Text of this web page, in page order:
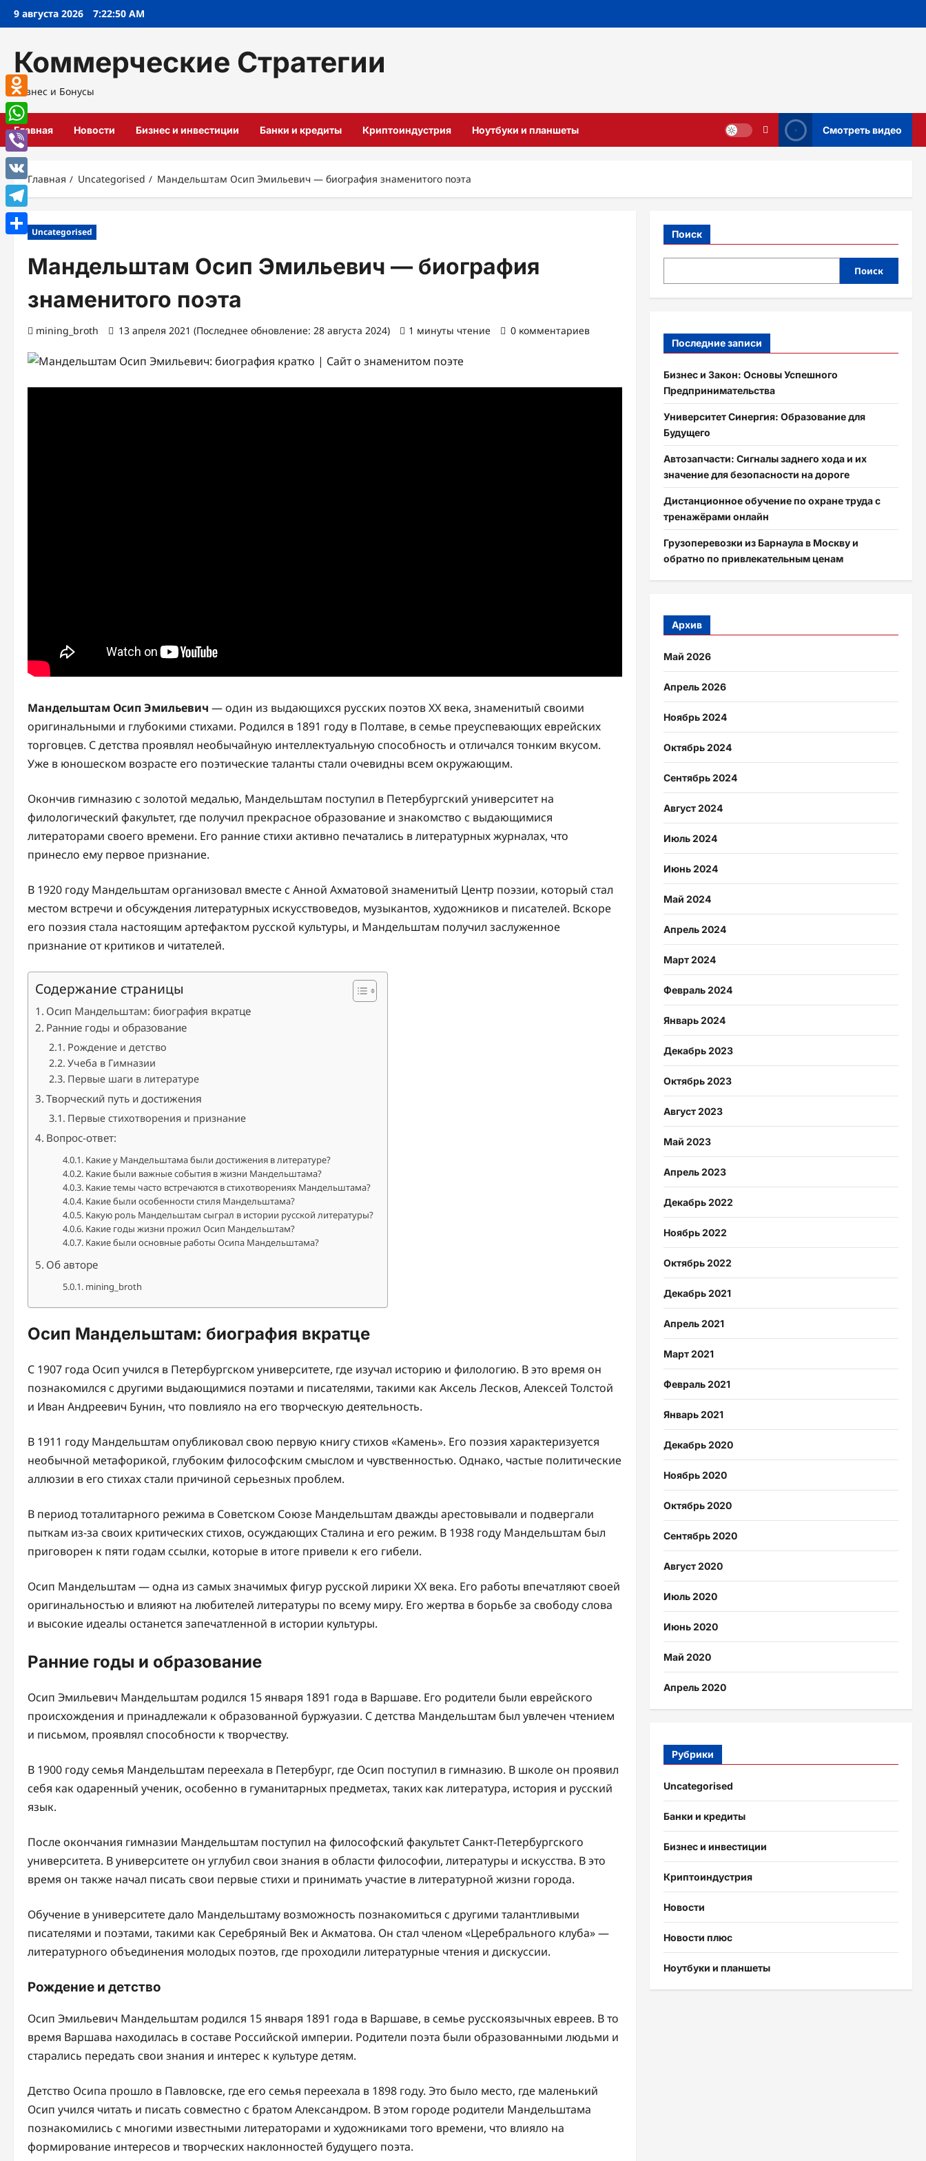
Перейти
9 августа 2026 7:22:51 AM
Коммерческие Стратегии
Бизнес и Бонусы
Главная Новости Бизнес и инвестиции Банки и кредиты Криптоиндустрия Ноутбуки и планшеты Смотреть видео
Главная Uncategorised Мандельштам Осип Эмильевич — биография знаменитого поэта
Uncategorised
Мандельштам Осип Эмильевич — биография
знаменитого поэта
mining_broth 13 апреля 2021 (Последнее обновление: 28 августа 2024) 1 минуты чтение 0 комментариев
Мандельштам Осип Эмильевич — один из выдающихся русских поэтов XX века, знаменитый своими
оригинальными и глубокими стихами. Родился в 1891 году в Полтаве, в семье преуспевающих еврейских
торговцев. С детства проявлял необычайную интеллектуальную способность и отличался тонким вкусом.
Уже в юношеском возрасте его поэтические таланты стали очевидны всем окружающим.
Окончив гимназию с золотой медалью, Мандельштам поступил в Петербургский университет на
филологический факультет, где получил прекрасное образование и знакомство с выдающимися
литераторами своего времени. Его ранние стихи активно печатались в литературных журналах, что
принесло ему первое признание.
В 1920 году Мандельштам организовал вместе с Анной Ахматовой знаменитый Центр поэзии, который стал
местом встречи и обсуждения литературных искусствоведов, музыкантов, художников и писателей. Вскоре
его поэзия стала настоящим артефактом русской культуры, и Мандельштам получил заслуженное
признание от критиков и читателей.
Содержание страницы
Осип Мандельштам: биография вкратце
Ранние годы и образование
Рождение и детство
Учеба в Гимназии
Первые шаги в литературе
Творческий путь и достижения
Первые стихотворения и признание
Вопрос-ответ:
Какие у Мандельштама были достижения в литературе?
Какие были важные события в жизни Мандельштама?
Какие темы часто встречаются в стихотворениях Мандельштама?
Какие были особенности стиля Мандельштама?
Какую роль Мандельштам сыграл в истории русской литературы?
Какие годы жизни прожил Осип Мандельштам?
Какие были основные работы Осипа Мандельштама?
Об авторе
mining_broth
Осип Мандельштам: биография вкратце
C 1907 года Осип учился в Петербургском университете, где изучал историю и филологию. В это время он
познакомился с другими выдающимися поэтами и писателями, такими как Аксель Лесков, Алексей Толстой
и Иван Андреевич Бунин, что повлияло на его творческую деятельность.
В 1911 году Мандельштам опубликовал свою первую книгу стихов «Камень». Его поэзия характеризуется
необычной метафорикой, глубоким философским смыслом и чувственностью. Однако, частые политические
аллюзии в его стихах стали причиной серьезных проблем.
В период тоталитарного режима в Советском Союзе Мандельштам дважды арестовывали и подвергали
пыткам из-за своих критических стихов, осуждающих Сталина и его режим. В 1938 году Мандельштам был
приговорен к пяти годам ссылки, которые в итоге привели к его гибели.
Осип Мандельштам — одна из самых значимых фигур русской лирики XX века. Его работы впечатляют своей
оригинальностью и влияют на любителей литературы по всему миру. Его жертва в борьбе за свободу слова
и высокие идеалы останется запечатленной в истории культуры.
Ранние годы и образование
Осип Эмильевич Мандельштам родился 15 января 1891 года в Варшаве. Его родители были еврейского
происхождения и принадлежали к образованной буржуазии. С детства Мандельштам был увлечен чтением
и письмом, проявлял способности к творчеству.
В 1900 году семья Мандельштам переехала в Петербург, где Осип поступил в гимназию. В школе он проявил
себя как одаренный ученик, особенно в гуманитарных предметах, таких как литература, история и русский
язык.
После окончания гимназии Мандельштам поступил на философский факультет Санкт-Петербургского
университета. В университете он углубил свои знания в области философии, литературы и искусства. В это
время он также начал писать свои первые стихи и принимать участие в литературной жизни города.
Обучение в университете дало Мандельштаму возможность познакомиться с другими талантливыми
писателями и поэтами, такими как Серебряный Век и Акматова. Он стал членом «Церебрального клуба» —
литературного объединения молодых поэтов, где проходили литературные чтения и дискуссии.
Рождение и детство
Осип Эмильевич Мандельштам родился 15 января 1891 года в Варшаве, в семье русскоязычных евреев. В то
время Варшава находилась в составе Российской империи. Родители поэта были образованными людьми и
старались передать свои знания и интерес к культуре детям.
Детство Осипа прошло в Павловске, где его семья переехала в 1898 году. Это было место, где маленький
Осип учился читать и писать совместно с братом Александром. В этом городе родители Мандельштама
познакомились с многими известными литераторами и художниками того времени, что влияло на
формирование интересов и творческих наклонностей будущего поэта.
Поиск
Поиск
Последние записи
Бизнес и Закон: Основы Успешного
Предпринимательства
Университет Синергия: Образование для
Будущего
Автозапчасти: Сигналы заднего хода и их
значение для безопасности на дороге
Дистанционное обучение по охране труда с
тренажёрами онлайн
Грузоперевозки из Барнаула в Москву и
обратно по привлекательным ценам
Архив
Май 2026
Апрель 2026
Ноябрь 2024
Октябрь 2024
Сентябрь 2024
Август 2024
Июль 2024
Июнь 2024
Май 2024
Апрель 2024
Март 2024
Февраль 2024
Январь 2024
Декабрь 2023
Октябрь 2023
Август 2023
Май 2023
Апрель 2023
Декабрь 2022
Ноябрь 2022
Октябрь 2022
Декабрь 2021
Апрель 2021
Март 2021
Февраль 2021
Январь 2021
Декабрь 2020
Ноябрь 2020
Октябрь 2020
Сентябрь 2020
Август 2020
Июль 2020
Июнь 2020
Май 2020
Апрель 2020
Рубрики
Uncategorised
Банки и кредиты
Бизнес и инвестиции
Криптоиндустрия
Новости
Новости плюс
Ноутбуки и планшеты
Odnoklassniki
WhatsApp
Viber
VK
Telegram